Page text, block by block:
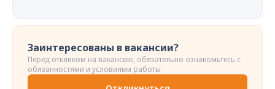
Заинтересованы в вакансии?
Перед откликом на вакансию, обязательно ознакомьтесь с
обязанностями и условиями работы